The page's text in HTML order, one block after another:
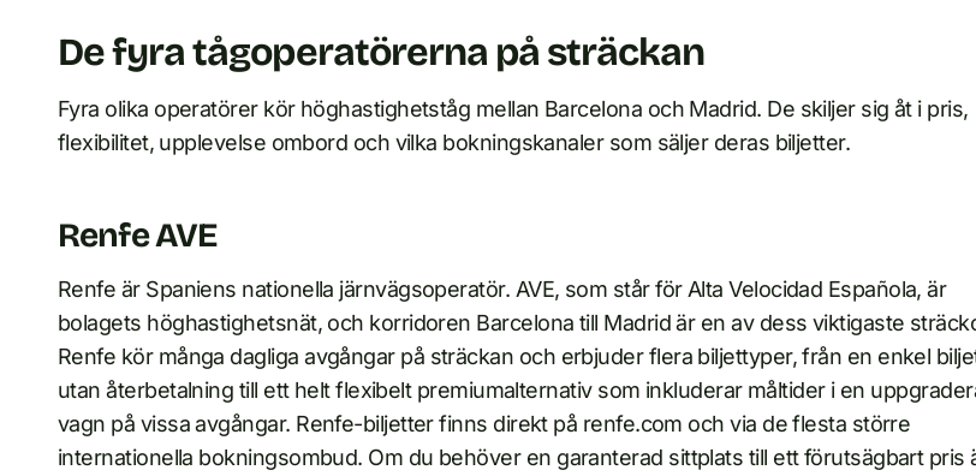
De fyra tågoperatörerna på sträckan
Fyra olika operatörer kör höghastighetståg mellan Barcelona och Madrid. De skiljer sig åt i pris,
flexibilitet, upplevelse ombord och vilka bokningskanaler som säljer deras biljetter.
Renfe AVE
Renfe är Spaniens nationella järnvägsoperatör. AVE, som står för Alta Velocidad Española, är
bolagets höghastighetsnät, och korridoren Barcelona till Madrid är en av dess viktigaste
Renfe kör många dagliga avgångar på sträckan och erbjuder flera biljettyper, från en enkel
utan återbetalning till ett helt flexibelt premiumalternativ som inkluderar måltider i en
vagn på vissa avgångar. Renfe-biljetter finns direkt på renfe.com och via de flesta större
internationella bokningsombud. Om du behöver en garanterad sittplats till ett förutsägbart pris